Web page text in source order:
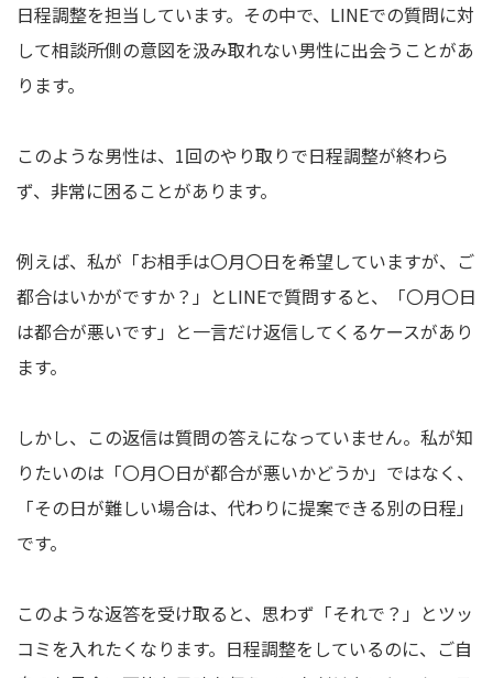
日程調整を担当しています。その中で、LINEでの質問に対
して相談所側の意図を汲み取れない男性に出会うことがあ
ります。
このような男性は、1回のやり取りで日程調整が終わら
ず、非常に困ることがあります。
例えば、私が「お相手は〇月〇日を希望していますが、ご
都合はいかがですか？」とLINEで質問すると、「〇月〇日
は都合が悪いです」と一言だけ返信してくるケースがあり
ます。
しかし、この返信は質問の答えになっていません。私が知
りたいのは「〇月〇日が都合が悪いかどうか」ではなく、
「その日が難しい場合は、代わりに提案できる別の日程」
です。
このような返答を受け取ると、思わず「それで？」とツッ
コミを入れたくなります。日程調整をしているのに、ご自